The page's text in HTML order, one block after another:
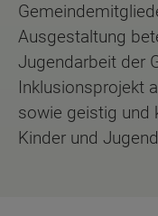
Ausgestaltung
Jugendarbeit der
Inklusionsprojekt
sowie geistig und
Kinder und